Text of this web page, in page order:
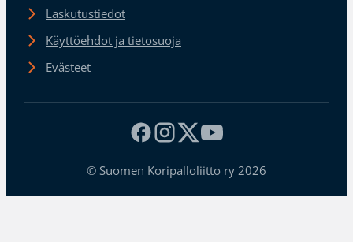
Laskutustiedot
Käyttöehdot ja tietosuoja
Evästeet
© Suomen Koripalloliitto ry 2026